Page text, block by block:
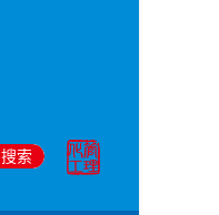
搜索